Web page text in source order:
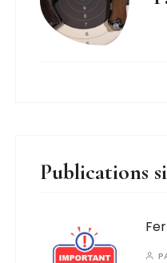
Publications